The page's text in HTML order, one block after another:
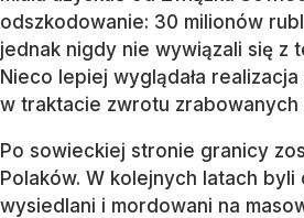
odszkodowanie: 30 milionów
jednak nigdy nie wywiązali się z
Nieco lepiej wyglądała
w traktacie zwrotu zrabowanych
Po sowieckiej stronie granicy
Polaków. W kolejnych latach byli
wysiedlani i mordowani na